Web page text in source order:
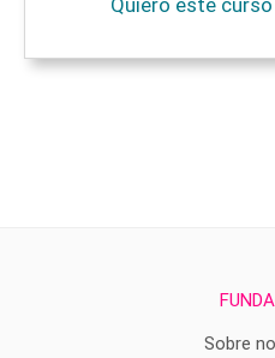
Sobre